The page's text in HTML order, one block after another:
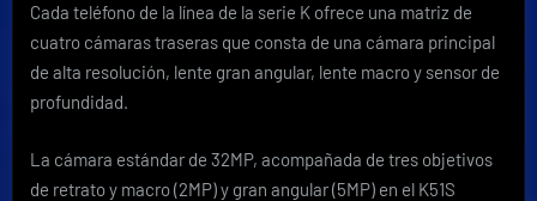
Cada teléfono de la línea de la serie K ofrece una matriz de
cuatro cámaras traseras que consta de una cámara principal
de alta resolución, lente gran angular, lente macro y sensor de
profundidad.
La cámara estándar de 32MP, acompañada de tres objetivos
de retrato y macro (2MP) y gran angular (5MP) en el K51S